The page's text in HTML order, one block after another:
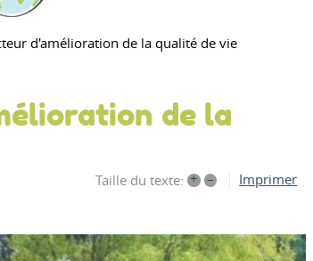
d'amélioration de la qualité de vie
de la
Taille du texte: + –
Imprimer